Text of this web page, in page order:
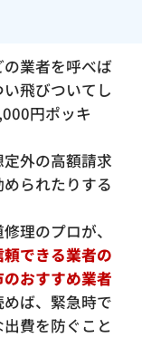
の業者を呼べば
飛びついてし
円ポッキ
外の高額請求
られたりする
理のプロが、
できる業者の
おすすめ業者
ば、緊急時で
費を防ぐこと